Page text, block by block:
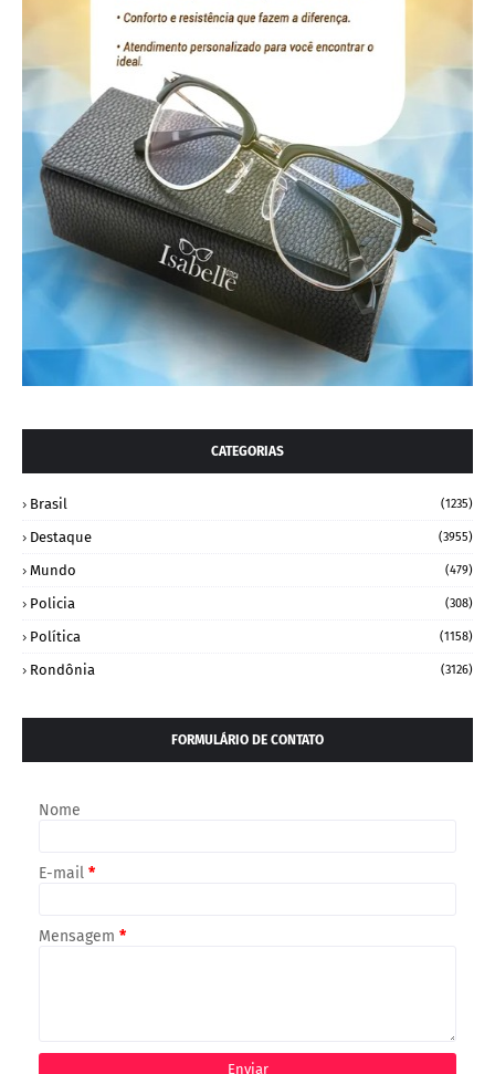
CATEGORIAS
Brasil (1235)
Destaque (3955)
Mundo (479)
Policia (308)
Política (1158)
Rondônia (3126)
FORMULÁRIO DE CONTATO
Nome
E-mail *
Mensagem *